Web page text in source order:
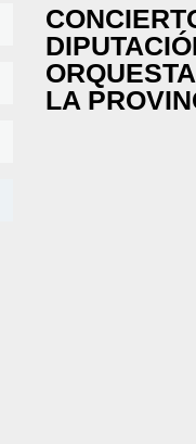
LA